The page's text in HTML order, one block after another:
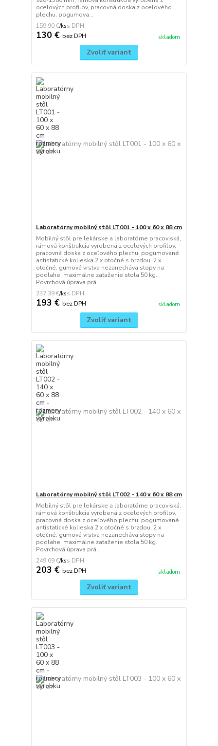
ocelových profilov, pracovná doska z oceľového
plechu, pogumova...
159,90 €/ks
130 € bez DPH skladom
Zvoliť variant
Laboratórny mobilný stôl LT001 - 100 x 60 x 88 cm
Mobilný stôl pre lekárske a laboratórne pracoviská,
rámová konštrukcia vyrobená z ocelových profilov,
pracovná doska z oceľového plechu, pogumované
antistatické kolieska 2 x otočné s brzdou, 2 x
otočné, gumová vrstva nezanecháva stopy na
podlahe, maximálne zaťaženie stola 50 kg.
Povrchová úprava prá...
237,39 €/ks
193 € bez DPH skladom
Zvoliť variant
Laboratórny mobilný stôl LT002 - 140 x 60 x 88 cm
Mobilný stôl pre lekárske a laboratórne pracoviská,
rámová konštrukcia vyrobená z ocelových profilov,
pracovná doska z oceľového plechu, pogumované
antistatické kolieska 2 x otočné s brzdou, 2 x
otočné, gumová vrstva nezanecháva stopy na
podlahe, maximálne zaťaženie stola 50 kg.
Povrchová úprava prá...
249,69 €/ks
203 € bez DPH skladom
Zvoliť variant